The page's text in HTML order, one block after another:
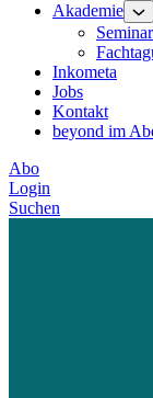
Akademie
Inkometa
Jobs
Kontakt
beyond im
Abo
Login
Suchen